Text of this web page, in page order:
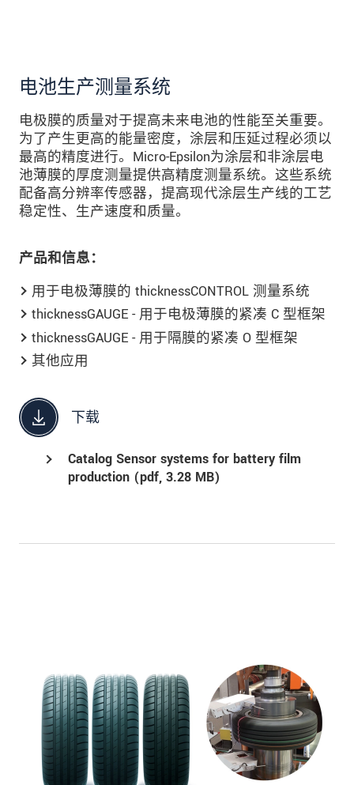
电池生产测量系统
电极膜的质量对于提高未来电池的性能至关重要。
为了产生更高的能量密度，涂层和压延过程必须以
最高的精度进行。Micro-Epsilon为涂层和非涂层电
池薄膜的厚度测量提供高精度测量系统。这些系统
配备高分辨率传感器，提高现代涂层生产线的工艺
稳定性、生产速度和质量。
产品和信息：
用于电极薄膜的 thicknessCONTROL 测量系统
thicknessGAUGE - 用于电极薄膜的紧凑 C 型框架
thicknessGAUGE - 用于隔膜的紧凑 O 型框架
其他应用
下载
Catalog Sensor systems for battery film
production (pdf, 3.28 MB)